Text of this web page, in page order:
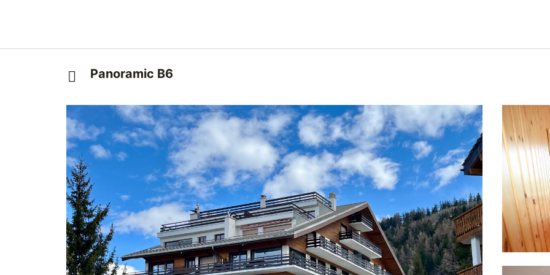
Panoramic B6